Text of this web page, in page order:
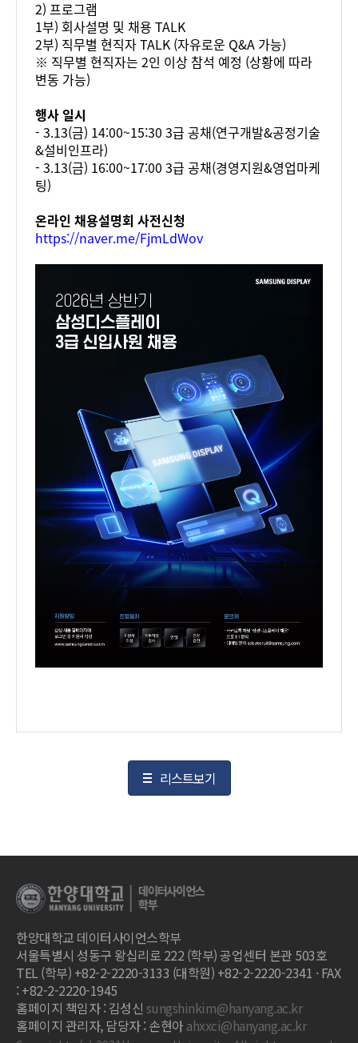
2) 프로그램
1부) 회사설명 및 채용 TALK
2부) 직무별 현직자 TALK (자유로운 Q&A 가능)
※ 직무별 현직자는 2인 이상 참석 예정 (상황에 따라
변동 가능)
행사 일시
- 3.13(금) 14:00~15:30 3급 공채(연구개발&공정기술
&설비인프라)
- 3.13(금) 16:00~17:00 3급 공채(경영지원&영업마케
팅)
온라인 채용설명회 사전신청
https://naver.me/FjmLdWov
리스트보기
한양대학교 데이터사이언스학부
서울특별시 성동구 왕십리로 222 (학부) 공업센터 본관 503호
TEL (학부) +82-2-2220-3133 (대학원) +82-2-2220-2341 · FAX
: +82-2-2220-1945
홈페이지 책임자 : 김성신 sungshinkim@hanyang.ac.kr
홈페이지 관리자, 담당자 : 손현아ahxxci@hanyang.ac.kr